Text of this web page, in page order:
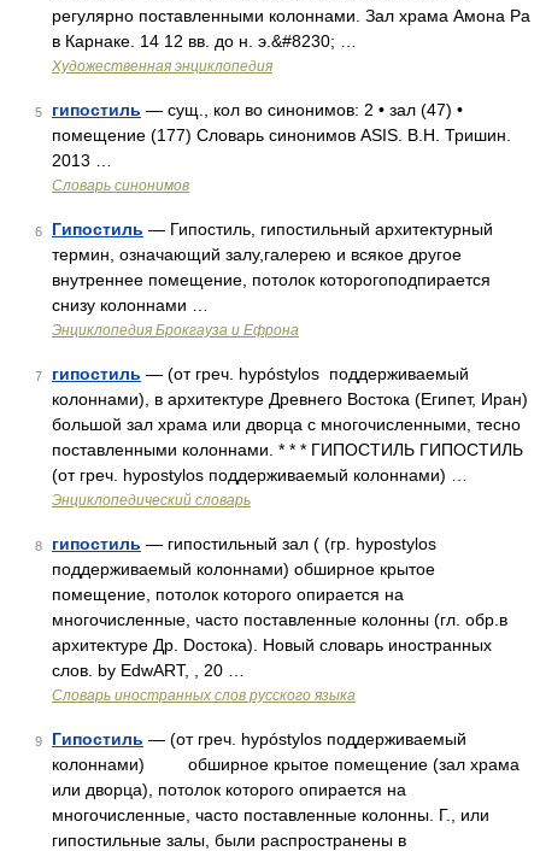
регулярно поставленными колоннами. Зал храма Амона Ра
в Карнаке. 14 12 вв. до н. э.&#8230; …
Художественная энциклопедия
5 гипостиль — сущ., кол во синонимов: 2 • зал (47) •
помещение (177) Словарь синонимов ASIS. В.Н. Тришин.
2013 …
Словарь синонимов
6 Гипостиль — Гипостиль, гипостильный архитектурный
термин, означающий залу,галерею и всякое другое
внутреннее помещение, потолок которогоподпирается
снизу колоннами …
Энциклопедия Брокгауза и Ефрона
7 гипостиль — (от греч. hypóstylos поддерживаемый
колоннами), в архитектуре Древнего Востока (Египет, Иран)
большой зал храма или дворца с многочисленными, тесно
поставленными колоннами. * * * ГИПОСТИЛЬ ГИПОСТИЛЬ
(от греч. hypostylos поддерживаемый колоннами) …
Энциклопедический словарь
8 гипостиль — гипостильный зал ( (гр. hypostylos
поддерживаемый колоннами) обширное крытое
помещение, потолок которого опирается на
многочисленные, часто поставленные колонны (гл. обр.в
архитектуре Др. Dостока). Новый словарь иностранных
слов. by EdwART, , 20 …
Словарь иностранных слов русского языка
9 Гипостиль — (от греч. hypóstylos поддерживаемый
колоннами) обширное крытое помещение (зал храма
или дворца), потолок которого опирается на
многочисленные, часто поставленные колонны. Г., или
гипостильные залы, были распространены в